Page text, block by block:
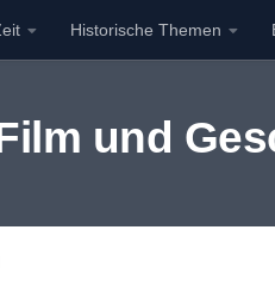
Historische Themen
und